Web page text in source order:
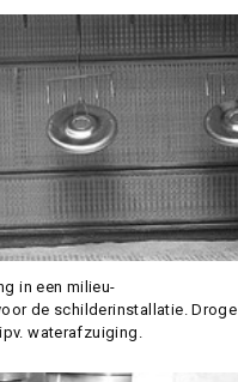
in een milieu-
de schilderinstallatie. Droge
waterafzuiging.